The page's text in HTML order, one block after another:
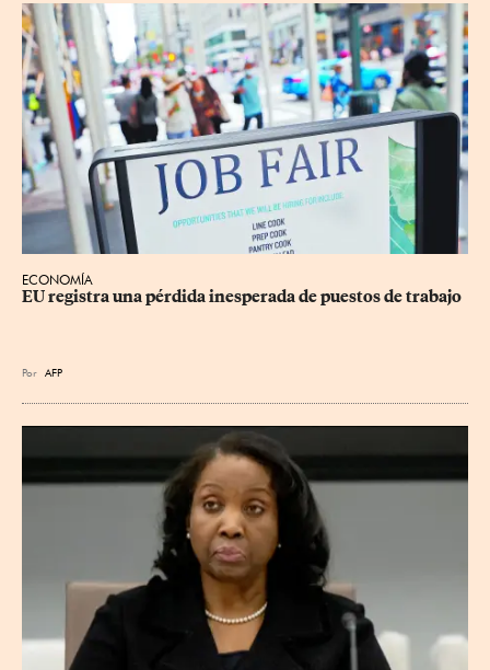
ECONOMÍA
EU registra una pérdida inesperada de puestos de trabajo
Por AFP